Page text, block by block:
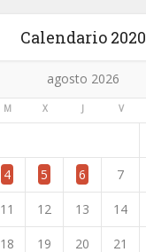
Calendario 2020
agosto 2026
M X J V
4 5 6 7
11 12 13 14
18 19 20 21